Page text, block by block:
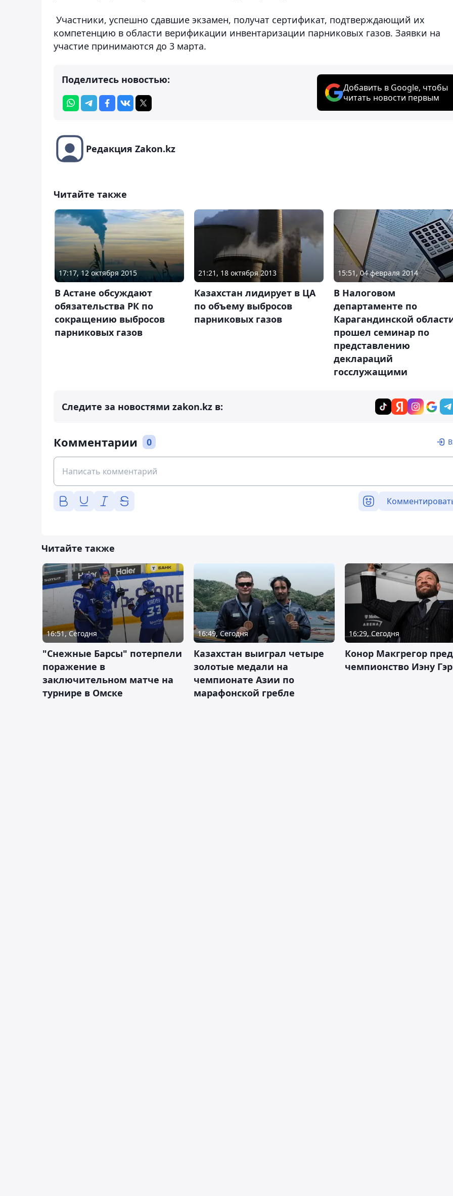
Участники, успешно сдавшие экзамен, получат сертификат, подтверждающий их
компетенцию в области верификации инвентаризации парниковых газов. Заявки на
участие принимаются до 3 марта.
Поделитесь новостью:
Добавить в Google, чтобы
читать новости первым
Редакция Zakon.kz
Читайте также
17:17, 12 октября 2015
В Астане обсуждают
обязательства РК по
сокращению выбросов
парниковых газов
21:21, 18 октября 2013
Казахстан лидирует в ЦА
по объему выбросов
парниковых газов
15:51, 04 февраля 2014
В Налоговом
департаменте по
Карагандинской
прошел семинар по
представлению
деклараций
госслужащими
Следите за новостями zakon.kz в:
Комментарии 0
Читайте также
16:51, Сегодня
"Снежные Барсы" потерпели
поражение в
заключительном матче на
турнире в Омске
16:49, Сегодня
Казахстан выиграл четыре
золотые медали на
чемпионате Азии по
марафонской гребле
16:29, Сегодня
Конор Макгрегор
чемпионство Иэну